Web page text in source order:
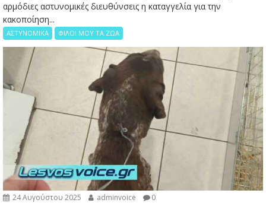
αρμόδιες αστυνομικές διευθύνσεις η καταγγελία για την
κακοποίηση...
ΑΣΤΥΝΟΜΙΚΑ ΦΙΛΟΙ ΜΟΥ ΤΑ ΖΩΑ
24 Αυγούστου 2025 adminvoice 0